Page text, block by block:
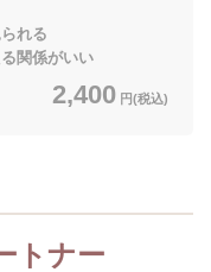
れる
関係がいい
2,400 円(税込)
トナー